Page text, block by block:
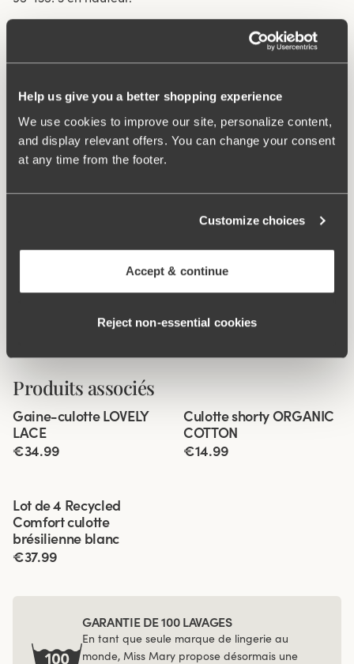
Help us give you a better shopping experience
We use cookies to improve our site, personalize content,
and display relevant offers. You can change your consent
at any time from the footer.
Customize choices
Accept & continue
Reject non‑essential cookies
Qu'est-ce qui le rend si confortable ?
Support Latéral
Produits associés
4 pour 3
Gaine-culotte LOVELY
LACE
€34.99
4 pour 3
Culotte shorty ORGANIC
COTTON
€14.99
Lot de 4 Recycled
Comfort culotte
brésilienne blanc
€37.99
GARANTIE DE 100 LAVAGES
En tant que seule marque de lingerie au
monde, Miss Mary propose désormais une